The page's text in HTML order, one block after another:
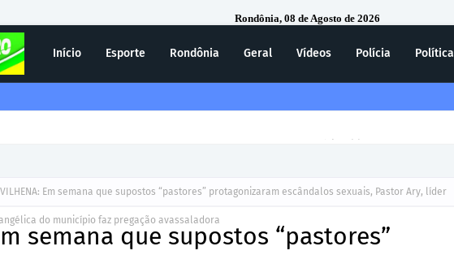
Rondônia, 08 de Agosto de 2026
Início Esporte Rondônia Geral Vídeos Polícia Política
VILHENA: Em semana que supostos “pastores” protagonizaram escândalos sexuais, Pastor Ary, líder
do município faz pregação avassaladora
semana que supostos “pastores”